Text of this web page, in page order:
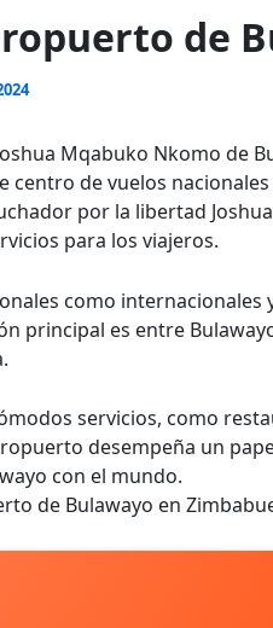
de
Mqabuko Nkomo de
centro de vuelos
por la libertad
para los viajeros.
como internacionales
principal es entre
servicios, como
desempeña un
con el mundo.
de Bulawayo en